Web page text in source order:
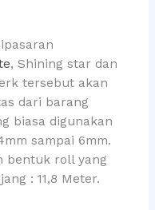
, Shining star dan
tersebut akan
dari barang
biasa digunakan
sampai 6mm.
bentuk roll yang
: 11,8 Meter.